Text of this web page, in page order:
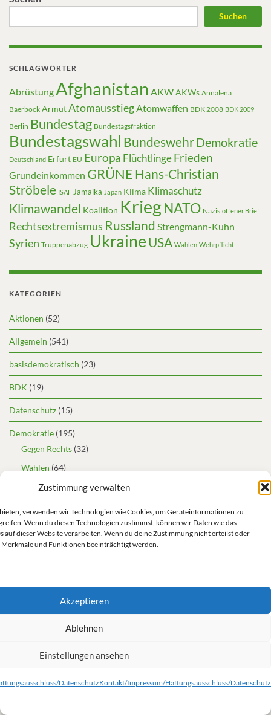
Zustimmung verwalten
verwenden wir Technologien wie Cookies, um Geräteinformationen zu
Wenn du diesen Technologien zustimmst, können wir Daten wie das
auf dieser Website verarbeiten. Wenn du deine Zustimmung nicht erteilst oder
und Funktionen beeinträchtigt werden.
Akzeptieren
Ablehnen
Einstellungen ansehen
DatenschutzKontakt/Impressum/Haftungsausschluss/Datenschutz
Suchen
SCHLAGWÖRTER
Abrüstung Afghanistan AKWAKWs Annalena
Baerbock ArmutAtomausstiegAtomwaffen BDK 2008 BDK 2009
Berlin Bundestag Bundestagsfraktion
Bundestagswahl BundeswehrDemokratie
Deutschland Erfurt EU Europa FlüchtlingeFrieden
Grundeinkommen GRÜNE Hans-Christian
Ströbele ISAF Jamaika Japan Klima Klimaschutz
Klimawandel Koalition KriegNATO Nazis offener Brief
Rechtsextremismus Russland Strengmann-Kuhn
Syrien Truppenabzug UkraineUSA Wahlen Wehrpflicht
KATEGORIEN
Aktionen (52)
Allgemein (541)
basisdemokratisch (23)
BDK (19)
Datenschutz (15)
Demokratie (195)
Gegen Rechts (32)
Wahlen (64)
Fraktion(31)
gewaltfrei(335)
Afghanistan(6)
Frieden(23)
Internationales(232)
Menschenrechte(82)
Kampagnen(2)